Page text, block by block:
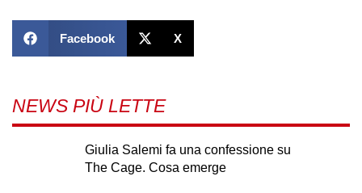
Facebook X
NEWS PIÙ LETTE
Giulia Salemi fa una confessione su
The Cage. Cosa emerge